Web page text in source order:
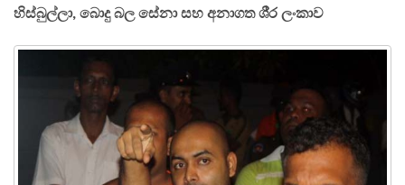
හිස්බුල්ලා, බොදු බල සේනා සහ අනාගත ශී‍්‍ර ලංකාව